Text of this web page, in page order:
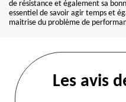
de résistance et également sa
essentiel de savoir agir temps et
maitrise du problème de
Les avis